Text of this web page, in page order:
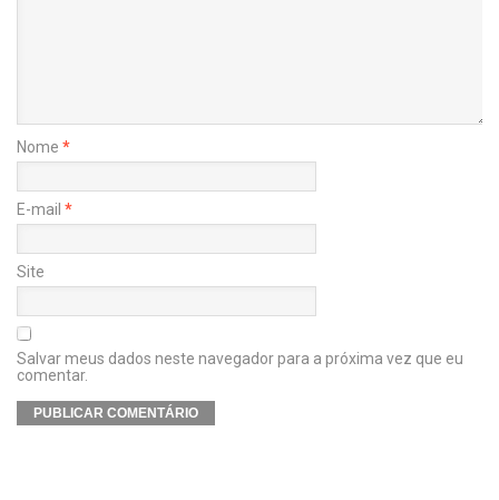
Nome *
E-mail *
Site
Salvar meus dados neste navegador para a próxima vez que eu
comentar.